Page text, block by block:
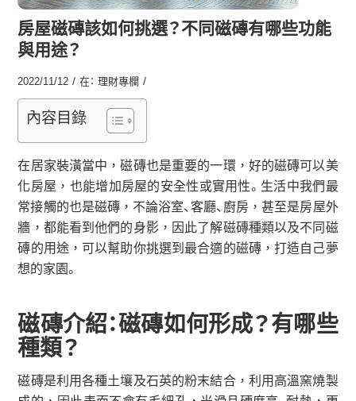
房屋磁磚該如何挑選？不同磁磚有哪些功能
與用途？
2022/11/12 / 在：理財專欄 /
內容目錄
在居家裝潢當中，磁磚也是重要的一環，好的磁磚可以美
化房屋，也能增加房屋的安全性或實用性。生活中我們最
常接觸的也是磁磚，不論浴室、客廳、廚房，甚至是房屋外
牆，都能看到他們的身影，因此了解磁磚種類以及不同磁
磚的用途，可以幫助你挑選到最合適的磁磚，打造自己夢
想的家園。
磁磚介紹：磁磚如何形成？有哪些
種類？
磁磚是利用各種土壤及石英的粉末結合，利用高溫窯燒製